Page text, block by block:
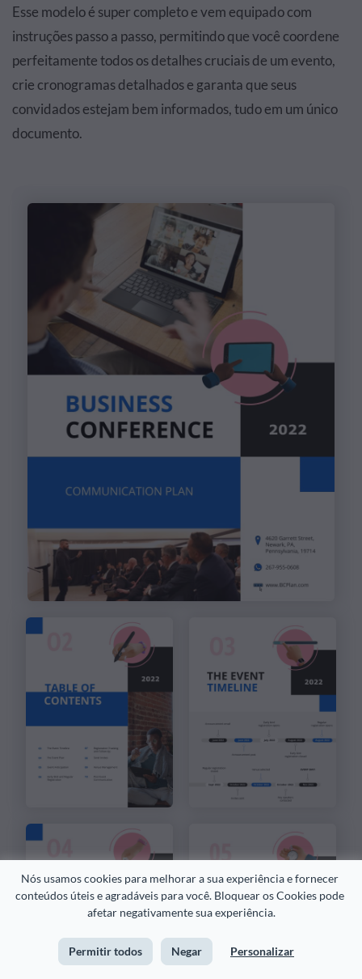
Nós usamos cookies para melhorar a sua experiência e fornecer
conteúdos úteis e agradáveis para você. Bloquear os Cookies pode
afetar negativamente sua experiência.
Permitir todos Negar Personalizar
Esse modelo é super completo e vem equipado com
instruções passo a passo, permitindo que você coordene
perfeitamente todos os detalhes cruciais de um evento,
crie cronogramas detalhados e garanta que seus
convidados estejam bem informados, tudo em um único
documento.